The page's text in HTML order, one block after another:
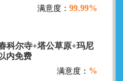
满意度：99.99%
科尔寺+塔公草原+玛尼
内免费
满意度： %